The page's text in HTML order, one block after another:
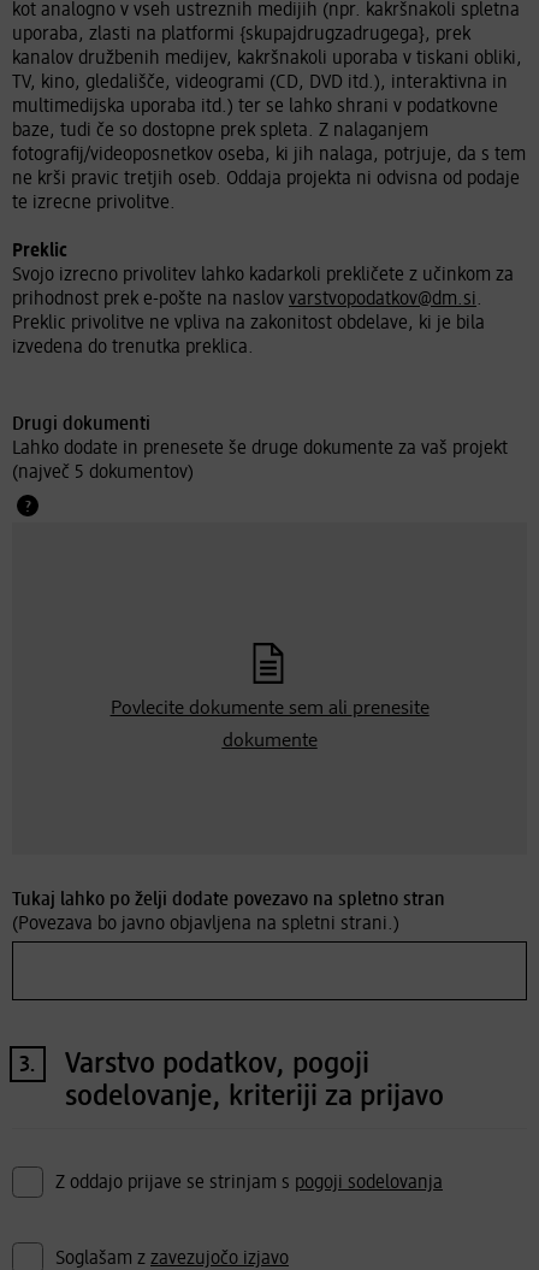
kot analogno v vseh ustreznih medijih (npr. kakršnakoli spletna
uporaba, zlasti na platformi {skupajdrugzadrugega}, prek
kanalov družbenih medijev, kakršnakoli uporaba v tiskani obliki,
TV, kino, gledališče, videogrami (CD, DVD itd.), interaktivna in
multimedijska uporaba itd.) ter se lahko shrani v podatkovne
baze, tudi če so dostopne prek spleta. Z nalaganjem
fotografij/videoposnetkov oseba, ki jih nalaga, potrjuje, da s tem
ne krši pravic tretjih oseb. Oddaja projekta ni odvisna od podaje
te izrecne privolitve.
Preklic
Svojo izrecno privolitev lahko kadarkoli prekličete z učinkom za
prihodnost prek e-pošte na naslov varstvopodatkov@dm.si.
Preklic privolitve ne vpliva na zakonitost obdelave, ki je bila
izvedena do trenutka preklica.
Drugi dokumenti
Lahko dodate in prenesete še druge dokumente za vaš projekt
(največ 5 dokumentov)
Povlecite dokumente sem ali prenesite
dokumente
Tukaj lahko po želji dodate povezavo na spletno stran
(Povezava bo javno objavljena na spletni strani.)
3.
Varstvo podatkov, pogoji
sodelovanje, kriteriji za prijavo
Z oddajo prijave se strinjam s pogoji sodelovanja
Soglašam z zavezujočo izjavo